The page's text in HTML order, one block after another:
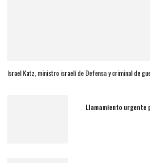
Israel Katz, ministro israelí de Defensa y criminal de
Llamamiento urgente